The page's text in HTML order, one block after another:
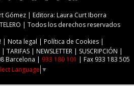
Gómez | Editora: Laura Curt Iborra
| Todos los derechos reservados
Nota legal
Política de Cookies
TARIFAS NEWSLETTER
SUSCRIPCIÓN
Barcelona | 933 180 101 | Fax 933 183 505
Language ▼